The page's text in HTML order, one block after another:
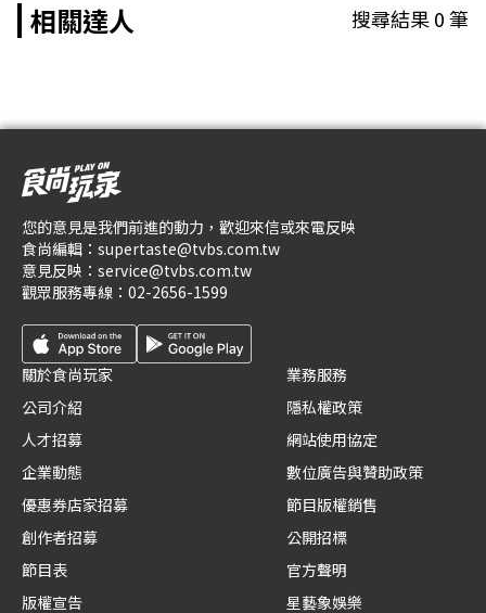
相關達人 搜尋結果0筆
您的意見是我們前進的動力，歡迎來信或來電反映
食尚編輯： supertaste@tvbs.com.tw
意見反映： service@tvbs.com.tw
觀眾服務專線： 02-2656-1599
關於食尚玩家
公司介紹
人才招募
企業動態
優惠券店家招募
創作者招募
節目表
版權宣告
業務服務
隱私權政策
網站使用協定
數位廣告與贊助政策
節目版權銷售
公開招標
官方聲明
星藝象娛樂